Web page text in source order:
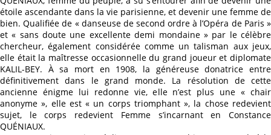
étoile ascendante dans la vie parisienne, et devenir une femme de
bien. Qualifiée de « danseuse de second ordre à l’Opéra de Paris »
et « sans doute une excellente demi mondaine » par le célèbre
chercheur, également considérée comme un talisman aux jeux,
elle était la maîtresse occasionnelle du grand joueur et diplomate
KALIL-BEY. À sa mort en 1908, la généreuse donatrice entre
définitivement dans le grand monde. La résolution de cette
ancienne énigme lui redonne vie, elle n’est plus une « chair
anonyme », elle est « un corps triomphant », la chose redevient
sujet, le corps redevient Femme s’incarnant en Constance
QUÉNIAUX.